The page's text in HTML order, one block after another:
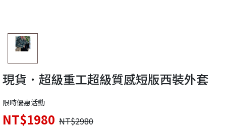
現貨．超級重工超級質感短版西裝外套
限時優惠活動
NT$1980 NT$2980